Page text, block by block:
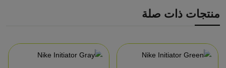
منتجات ذات صلة